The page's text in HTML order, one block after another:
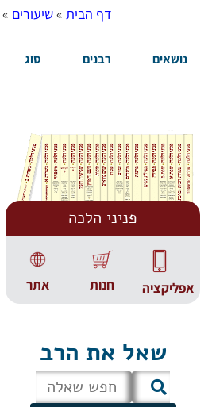
דף הבית »שיעורים »
נושאים רבנים סוג
פניני הלכה
אתר חנות אפליקציה
שאל את הרב